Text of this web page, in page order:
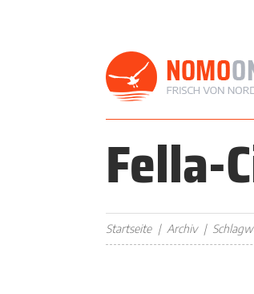
Fella-
Startseite Archiv